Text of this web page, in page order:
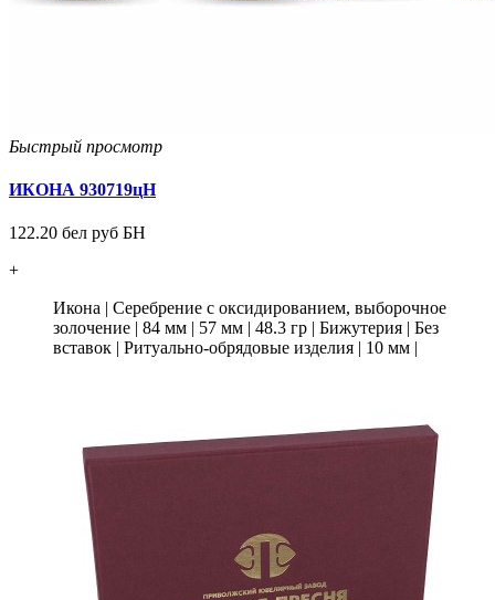
Быстрый просмотр
ИКОНА 930719цН
122.20 бел руб БН
+
Икона | Серебрение с оксидированием, выборочное
золочение | 84 мм | 57 мм | 48.3 гр | Бижутерия | Без
вставок | Ритуально-обрядовые изделия | 10 мм |